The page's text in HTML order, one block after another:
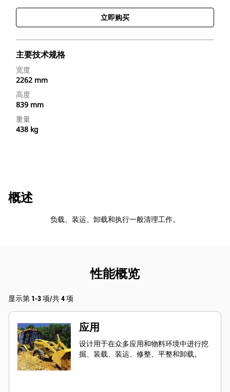
立即购买
主要技术规格
宽度
2262 mm
高度
839 mm
重量
438 kg
概述
负载、装运、卸载和执行一般清理工作。
性能概览
显示第 1-3 项/共 4 项
应用
设计用于在众多应用和物料环境中进行挖
掘、装载、装运、修整、平整和卸载。